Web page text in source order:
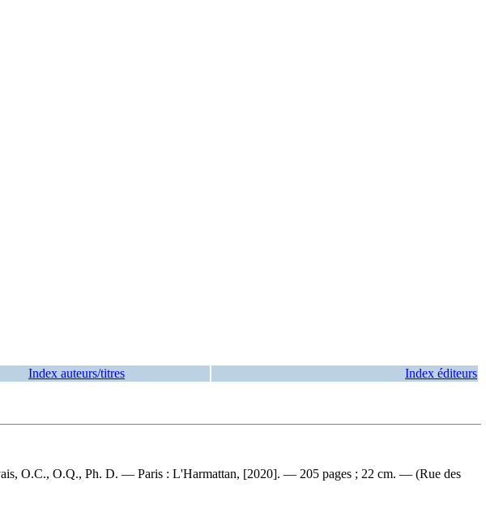
Index auteurs/titres Index éditeurs
O.C., O.Q., Ph. D. — Paris : L'Harmattan, [2020]. — 205 pages ; 22 cm. — (Rue des